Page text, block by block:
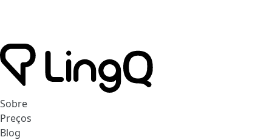
Sobre
Preços
Blog